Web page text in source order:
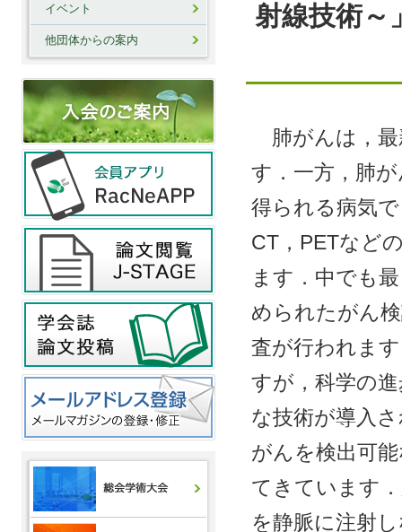
射線技術～
肺がんは，最
す．一方，肺
得られる病気
CT，PETなど
ます．中でも
められたがん
査が行われま
すが，科学の
な技術が導入
がんを検出可
てきています
を静脈に注射
イベント
他団体からの案内